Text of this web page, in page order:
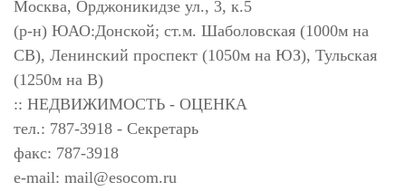
Москва, Орджоникидзе ул., 3, к.5
(р-н) ЮАО:Донской; ст.м. Шаболовская (1000м на
СВ), Ленинский проспект (1050м на ЮЗ), Тульская
(1250м на В)
:: НЕДВИЖИМОСТЬ - ОЦЕНКА
тел.: 787-3918 - Секретарь
факс: 787-3918
e-mail: mail@esocom.ru